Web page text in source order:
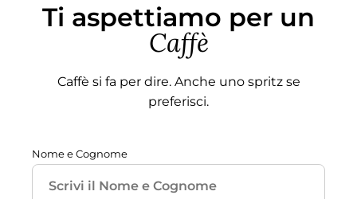
Ti aspettiamo per un
Caffè
Caffè si fa per dire. Anche uno spritz se
preferisci.
Nome e Cognome